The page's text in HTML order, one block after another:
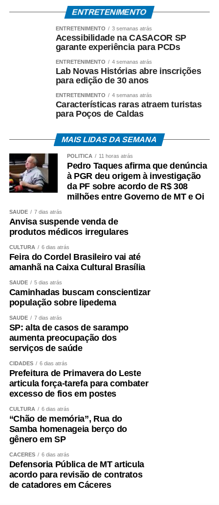
ENTRETENIMENTO
ENTRETENIMENTO 3 semanas atrás
Acessibilidade na CASACOR SP
garante experiência para PCDs
ENTRETENIMENTO 4 semanas atrás
Lab Novas Histórias abre inscrições
para edição de 30 anos
ENTRETENIMENTO 4 semanas atrás
Características raras atraem turistas
para Poços de Caldas
MAIS LIDAS DA SEMANA
POLÍTICA 11 horas atrás
Pedro Taques afirma que denúncia
à PGR deu origem à investigação
da PF sobre acordo de R$ 308
milhões entre Governo de MT e Oi
SAÚDE 7 dias atrás
Anvisa suspende venda de
produtos médicos irregulares
CULTURA 6 dias atrás
Feira do Cordel Brasileiro vai até
amanhã na Caixa Cultural Brasília
SAÚDE 5 dias atrás
Caminhadas buscam conscientizar
população sobre lipedema
SAÚDE 7 dias atrás
SP: alta de casos de sarampo
aumenta preocupação dos
serviços de saúde
CIDADES 6 dias atrás
Prefeitura de Primavera do Leste
articula força-tarefa para combater
excesso de fios em postes
CULTURA 6 dias atrás
“Chão de memória”, Rua do
Samba homenageia berço do
gênero em SP
CÁCERES 6 dias atrás
Defensoria Pública de MT articula
acordo para revisão de contratos
de catadores em Cáceres